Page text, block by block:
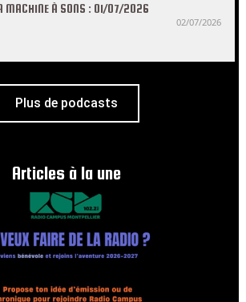
MACHINE À SONS : 01/07/2026
02/07/2026
Plus de podcasts
Articles à la une